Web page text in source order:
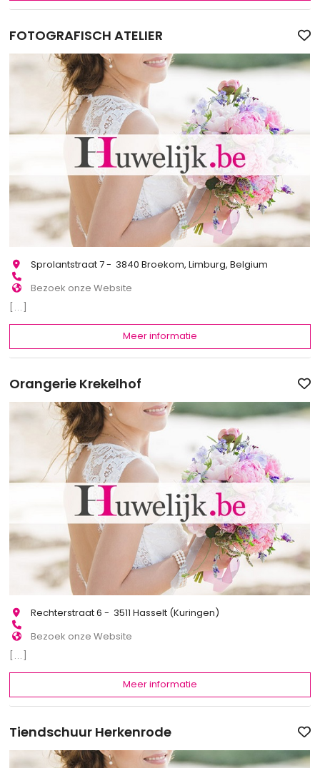
FOTOGRAFISCH ATELIER
Sprolantstraat 7 - 3840 Broekom, Limburg, Belgium
Bezoek onze Website
[...]
Meer informatie
Orangerie Krekelhof
Rechterstraat 6 - 3511 Hasselt (Kuringen)
Bezoek onze Website
[...]
Meer informatie
Tiendschuur Herkenrode